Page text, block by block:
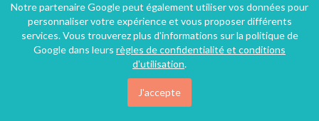
Notre partenaire Google peut également utiliser vos données pour
personnaliser votre expérience et vous proposer différents
services. Vous trouverez plus d'informations sur la politique de
Google dans leurs règles de confidentialité et conditions
d'utilisation.
J'accepte